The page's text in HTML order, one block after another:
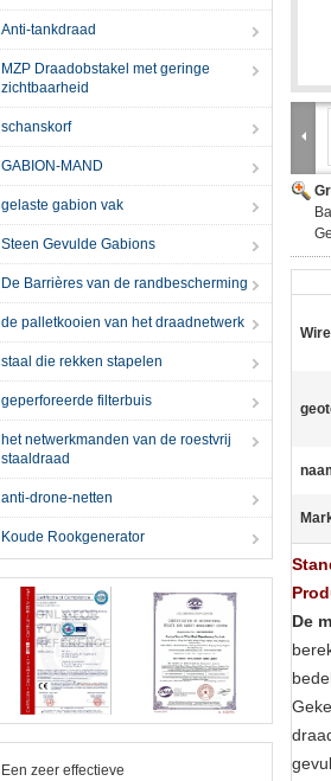
Anti-tankdraad
MZP Draadobstakel met geringe
zichtbaarheid
schanskorf
GABION-MAND
gelaste gabion vak
Steen Gevulde Gabions
De Barrières van de randbescherming
de palletkooien van het draadnetwerk
staal die rekken stapelen
geperforeerde filterbuis
het netwerkmanden van de roestvrij
staaldraad
anti-drone-netten
Koude Rookgenerator
Een zeer effectieve
De